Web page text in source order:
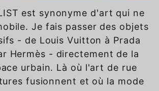
est synonyme d'art qui ne
Je fais passer des objets
- de Louis Vuitton à Prada
Hermès - directement de la
urbain. Là où l'art de rue
fusionnent et où la mode